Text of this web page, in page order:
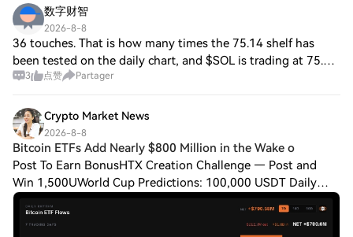
数字财智
2026-8-8
36 touches. That is how many times the 75.14 shelf has
been tested on the daily chart, and $SOL is trading at 75.27
right now — just above it. The push was real: 15m volume
3 点赞 Partager
Crypto Market News
2026-8-8
Bitcoin ETFs Add Nearly $800 Million in the Wake o
Post To Earn BonusHTX Creation Challenge — Post and
Win 1,500UWorld Cup Predictions: 100,000 USDT Daily
One of the biggest Bitcoin security stories of the year
unfolded last week as a firmware exploit